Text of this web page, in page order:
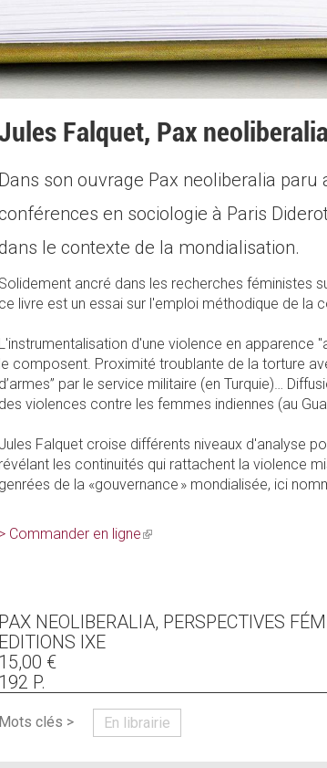
Falquet, Pax
Dans son ouvrage Pax neoliberalia
en sociologie à Paris
le contexte de la mondialisation.
Solidement ancré dans les recherches féministes
ce livre est un essai sur l'emploi méthodique de la
L'instrumentalisation d'une violence en apparence
le composent. Proximité troublante de la torture
d’armes” par le service militaire (en Turquie)…
des violences contre les femmes indiennes (au
Jules Falquet croise différents niveaux d'analyse
révélant les continuités qui rattachent la violence
genrées de la «gouvernance » mondialisée, ici
> Commander en ligne(link
PAX NEOLIBERALIA, PERSPECTIVES
EDITIONS IXE
15,00 €
192 P.
Mots clés > En librairie